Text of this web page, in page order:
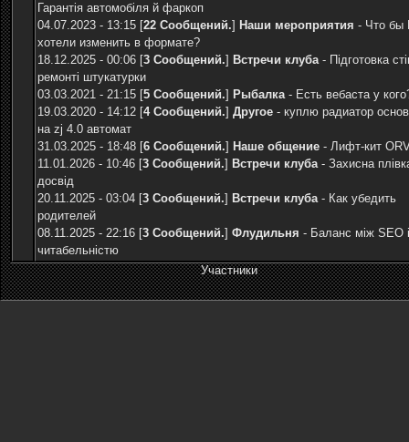
Гарантія автомобіля й фаркоп
04.07.2023 - 13:15 [22 Сообщений.] Наши мероприятия - Что бы
хотели изменить в формате?
18.12.2025 - 00:06 [3 Сообщений.] Встречи клуба- Підготовка
ремонті штукатурки
03.03.2021 - 21:15 [5 Сообщений.] Рыбалка- Есть вебаста у
19.03.2020 - 14:12 [4 Сообщений.] Другое - куплю радиатор
на zj 4.0 автомат
31.03.2025 - 18:48 [6 Сообщений.] Наше общение - Лифт-кит
11.01.2026 - 10:46 [3 Сообщений.] Встречи клуба- Захисна
досвід
20.11.2025 - 03:04 [3 Сообщений.] Встречи клуба- Как убедить
родителей
08.11.2025 - 22:16 [3 Сообщений.] Флудильня - Баланс між SEO і
читабельністю
Участники